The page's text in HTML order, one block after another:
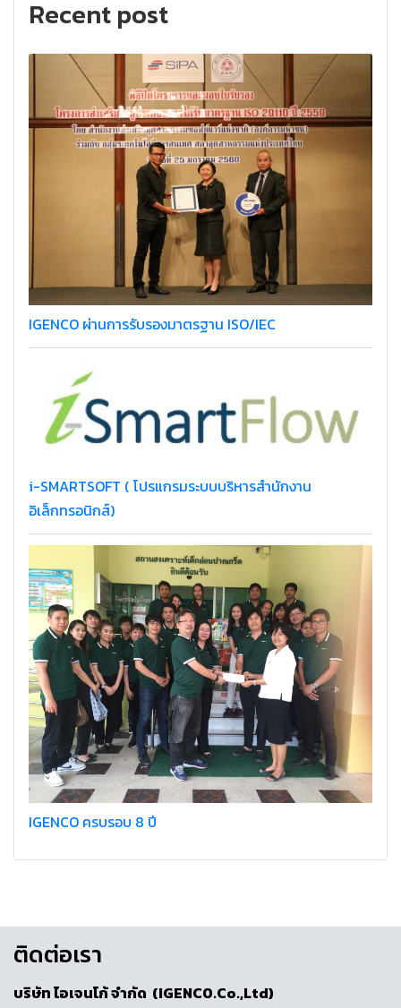
Recent post
IGENCO ผ่านการรับรองมาตรฐาน ISO/IEC
i-SMARTSOFT ( โปรแกรมระบบบริหารสำนักงาน
อิเล็กทรอนิกส์)
IGENCO ครบรอบ 8 ปี
ติดต่อเรา
บริษัท ไอเจนโก้ จำกัด (IGENCO.Co.,Ltd)